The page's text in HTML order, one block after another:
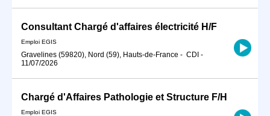
Consultant Chargé d'affaires électricité H/F
Emploi EGIS
Gravelines (59820), Nord (59), Hauts-de-France - CDI -
11/07/2026
Chargé d'Affaires Pathologie et Structure F/H
Emploi EGIS